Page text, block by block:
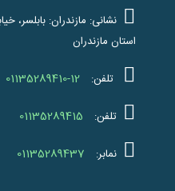
نشانی: مازندران: بابلسر،
استان مازندران
تلفن: 01135289410-12
تلفن: 01135289415
نمابر: 01135289437